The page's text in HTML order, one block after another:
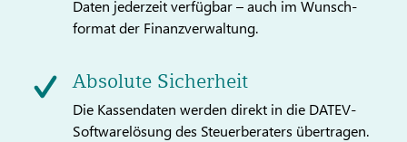
Daten jederzeit verfügbar – auch im Wunsch­
format der Finanzverwaltung.
Absolute Sicherheit
Die Kassendaten werden direkt in die DATEV-
Softwarelösung des Steuerberaters übertragen.